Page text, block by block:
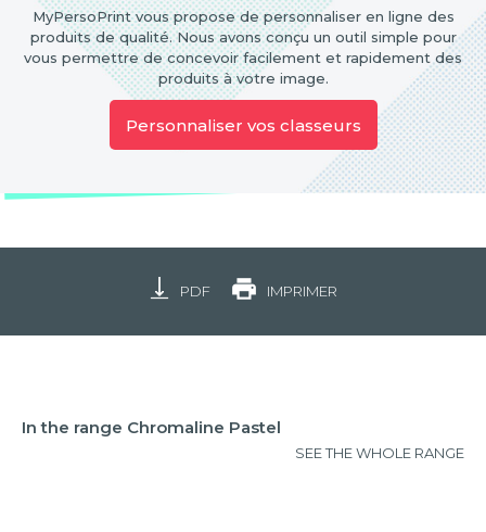
MyPersoPrint vous propose de personnaliser en ligne des
produits de qualité. Nous avons conçu un outil simple pour
vous permettre de concevoir facilement et rapidement des
produits à votre image.
Personnaliser vos classeurs
PDF IMPRIMER
In the range Chromaline Pastel
SEE THE WHOLE RANGE